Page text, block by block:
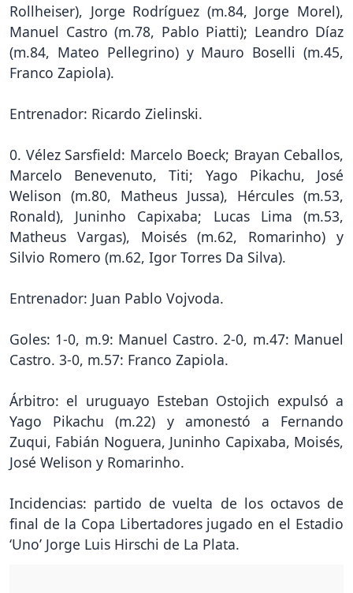
Rollheiser), Jorge Rodríguez (m.84, Jorge Morel),
Manuel Castro (m.78, Pablo Piatti); Leandro Díaz
(m.84, Mateo Pellegrino) y Mauro Boselli (m.45,
Franco Zapiola).
Entrenador: Ricardo Zielinski.
0. Vélez Sarsfield: Marcelo Boeck; Brayan Ceballos,
Marcelo Benevenuto, Titi; Yago Pikachu, José
Welison (m.80, Matheus Jussa), Hércules (m.53,
Ronald), Juninho Capixaba; Lucas Lima (m.53,
Matheus Vargas), Moisés (m.62, Romarinho) y
Silvio Romero (m.62, Igor Torres Da Silva).
Entrenador: Juan Pablo Vojvoda.
Goles: 1-0, m.9: Manuel Castro. 2-0, m.47: Manuel
Castro. 3-0, m.57: Franco Zapiola.
Árbitro: el uruguayo Esteban Ostojich expulsó a
Yago Pikachu (m.22) y amonestó a Fernando
Zuqui, Fabián Noguera, Juninho Capixaba, Moisés,
José Welison y Romarinho.
Incidencias: partido de vuelta de los octavos de
final de la Copa Libertadores jugado en el Estadio
‘Uno’ Jorge Luis Hirschi de La Plata.